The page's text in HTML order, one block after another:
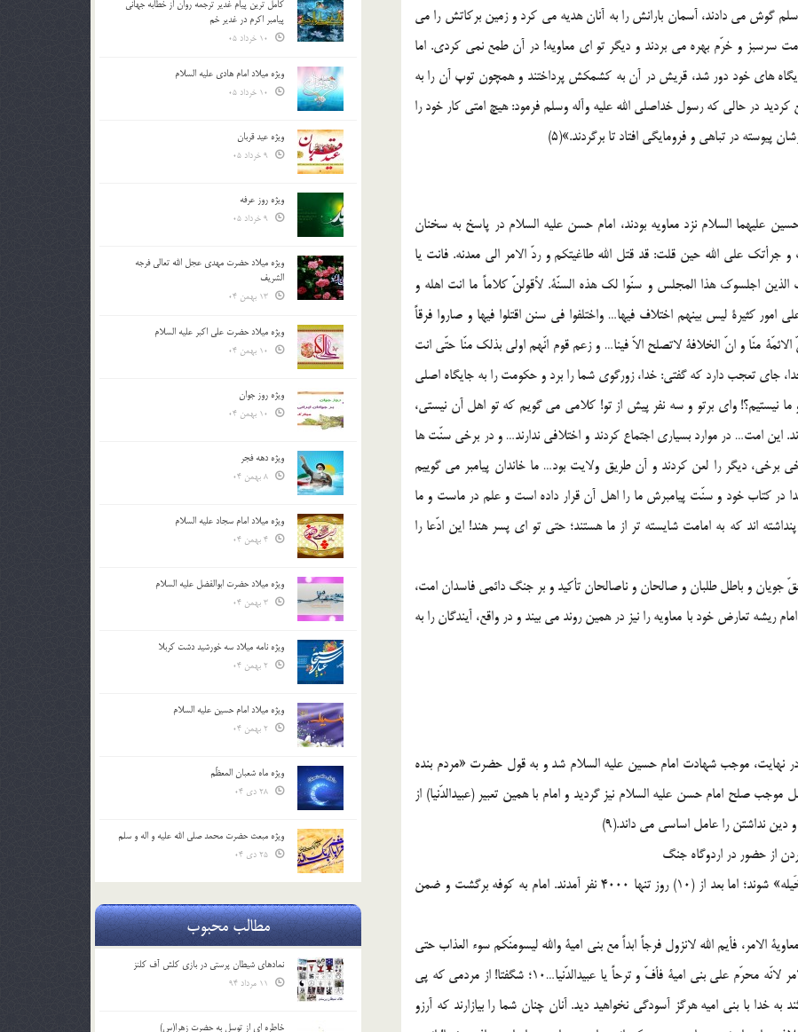
گوش مي دادند، آسمان بارانش را به آنان هديه مي كرد و زمين بركاتش را مي
سرسبز و خرّم بهره مي بردند و ديگر تو اي معاويه! در آن طمع نمي كردي. اما
هاي خود دور شد، قريش در آن به كشمكش پرداختند و همچون توپ آن را به
كرديد در حالي كه رسول خداصلي الله عليه وآله وسلم فرمود: هيچ امتي كار خود را
پيوسته در تباهي و فرومايگي افتاد تا برگردند.»(5)
عليهما السلام نزد معاويه بودند، امام حسن عليه السلام در پاسخ به سخنان
علي الله حين قلت: قد قتل الله طاغيتكم و ردّ الامر الي معدنه. فانت يا
الذين اجلسوك هذا المجلس و سنّوا لك هذه السنّة. لأقولنَّ كلاماً ما انت اهله و
امور كثيرة ليس بينهم اختلاف فيها… واختلفوا في سنن اقتلوا فيها و صاروا فرقاً
منّا و انّ الخلافة لاتصلح الاّ فينا… و زعم قوم انّهم اولي بذلك منّا حتّي انت
در پيشگاه خدا، جاي تعجب دارد كه گفتي: خدا، زورگوي شما را برد و حكومت را به جايگاه اصلي
ما نيستيم؟! واي برتو و سه نفر پيش از تو! كلامي مي گويم كه تو اهل آن نيستي،
اين امت… در موارد بسياري اجتماع كردند و اختلافي ندارند… و در برخي سنّت ها
برخي، ديگر را لعن كردند و آن طريق ولايت بود… ما خاندان پيامبر مي گوييم
در كتاب خود و سنّت پيامبرش ما را اهل آن قرار داده است و علم در ماست و ما
اند كه به امامت شايسته تر از ما هستند؛ حتي تو اي پسر هند! اين ادّعا را
جويان و باطل طلبان و صالحان و ناصالحان تأكيد و بر جنگ دائمي فاسدان امت،
تعارض خود با معاويه را نيز در همين روند مي بيند و در واقع، آيندگان را به
نهايت، موجب شهادت امام حسين عليه السلام شد و به قول حضرت «مردم بنده
تنها بر زبان دارند…»(7)، همين دو عامل موجب صلح امام حسن عليه السلام نيز گرديد و امام با همين تعبير (عبيدالدّنيا) از
از حضور در اردوگاه جنگ
امام حسن عليه السلام از مردم خواست براي جنگ، راهي «نُخَيله» شوند؛ اما بعد از (10) روز تنها 4000 نفر آمدند. امام به كوفه برگشت و ضمن
الامر، فأيم الله لانزول فرجاً ابداً مع بني امية والله ليسومنّكم سوء العذاب حتي
تتمنّون ان يلي عليكم جسيّاً. و لو وجدتُ اعواناً ما سلّمتُ له الامر لانّه محرّم علي بني امية فأفّ و ترحاً يا عبيدالدّنيا…10؛ شگفتا! از مردمي كه پي
به خدا با بني اميه هرگز آسودگي نخواهيد ديد. آنان چنان شما را بيازارند كه آرزو
کامل ترین پیام غدیر ترجمه روان از خطابه جهانی
پیامبر اکرم در غدیر خم
ویژه میلاد امام هادی علیه السلام
ویژه عید قربان
ویژه روز عرفه
ویژه میلاد حضرت مهدی عجل الله تعالی فرجه
الشريف
ویژه میلاد حضرت علی اکبر علیه السلام
ویژه روز جوان
ویژه دهه فجر
ویژه میلاد امام سجاد علیه السلام
ویژه میلاد حضرت ابوالفضل علیه السلام
ویژه نامه میلاد سه خورشید دشت کربلا
ویژه میلاد امام حسین علیه السلام
ویژه ماه شعبان المعظّم
ویژه مبعث حضرت محمد صلی الله علیه و اله و سلم
مطالب محبوب
نمادهای شیطان پرستی در بازی کلش آف کلنز
خاطره ای از توسل به حضرت زهرا(س)